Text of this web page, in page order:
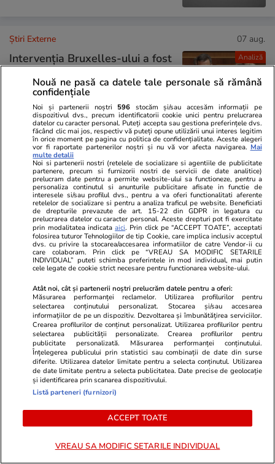
Analiză
Știri Externe 07 aug.
Intervenția Bruxelles-ului a fost
Spania și Italia privind
controalele la frontieră se
acutizează. Madridul amenință
cu represalii
Știri Externe 07 aug.
Originea vieții pe Pământ este
pusă la îndoială de oamenii de
știință: „A apărut de două ori”
PARTENERI
Nouă ne pasă ca datele tale personale să rămână
confidențiale
Noi și partenerii noștri 596 stocăm și/sau accesăm informații pe
dispozitivul dvs., precum identificatorii cookie unici pentru prelucrarea
datelor cu caracter personal. Puteți accepta sau gestiona preferințele dvs.
făcând clic mai jos, respectiv vă puteți opune utilizării unui interes legitim
în orice moment pe pagina cu politica de confidențialitate. Aceste alegeri
vor fi raportate partenerilor noștri și nu vă vor afecta navigarea. Mai
multe detalii
Noi si partenerii nostri (retelele de socializare si agentiile de publicitate
partenere, precum si furnizorii nostri de servicii de date analitice)
prelucram date pentru a permite website-ului sa functioneze, pentru a
personaliza continutul si anunturile publicitare afisate in functie de
interesele si/sau profilul dvs., pentru a va oferi functionalitati aferente
retelelor de socializare si pentru a analiza traficul pe website. Beneficiati
de drepturile prevazute de art. 15-22 din GDPR in legatura cu
prelucrarea datelor cu caracter personal. Aceste drepturi pot fi exercitate
prin modalitatea indicataaici. Prin click pe “ACCEPT TOATE”, acceptati
folosirea tuturor Tehnologiilor de tip Cookie, care implica inclusiv acceptul
dvs. cu privire la stocarea/accesarea informatiilor de catre Vendor-ii cu
care colaboram. Prin click pe “VREAU SA MODIFIC SETARILE
INDIVIDUAL” puteti schimba preferintele in mod individual, mai putin
cele legate de cookie strict necesare pentru functionarea website-ului.
Atât noi, cât și partenerii noștri prelucrăm datele pentru a oferi:
Măsurarea performanței reclamelor. Utilizarea profilurilor pentru
selectarea conținutului personalizat. Stocarea și/sau accesarea
informațiilor de pe un dispozitiv. Dezvoltarea și îmbunătățirea serviciilor.
Crearea profilurilor de conținut personalizat. Utilizarea profilurilor pentru
selectarea publicității personalizate. Crearea profilurilor pentru
publicitate personalizată. Măsurarea performanței conținutului.
Înțelegerea publicului prin statistici sau combinații de date din surse
diferite. Utilizarea datelor limitate pentru a selecta conținutul. Utilizarea
de date limitate pentru a selecta publicitatea. Date precise de geolocație
și identificarea prin scanarea dispozitivului.
Listă parteneri (furnizori)
ACCEPT TOATE
VREAU SA MODIFIC SETARILE INDIVIDUAL